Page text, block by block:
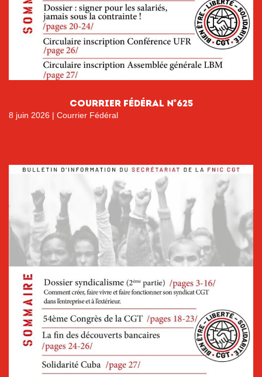
courrier fÉdÉral n°625
8 juin 2026 | Courrier Fédéral